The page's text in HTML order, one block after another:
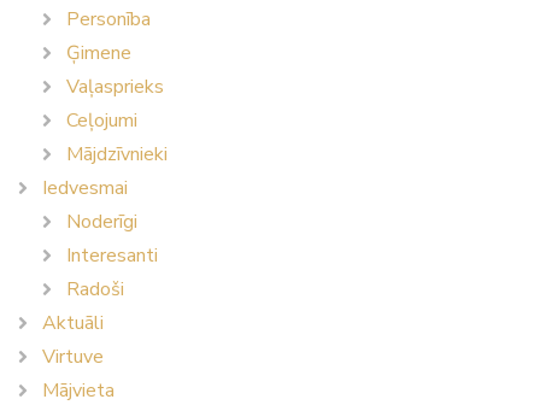
Personība
Ģimene
Vaļasprieks
Ceļojumi
Mājdzīvnieki
Iedvesmai
Noderīgi
Interesanti
Radoši
Aktuāli
Virtuve
Mājvieta